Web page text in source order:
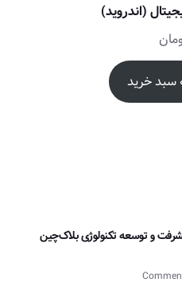
(اندروید)
سبد خرید
و توسعه تکنولوژی بلاک‌چین